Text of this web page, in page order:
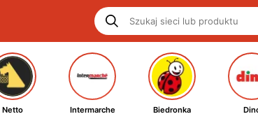
Netto Intermarche Biedronka